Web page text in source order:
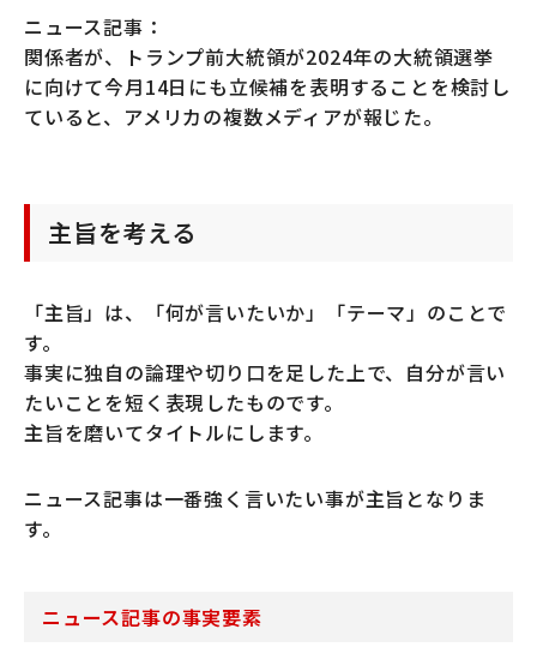
ニュース記事：
関係者が、トランプ前大統領が2024年の大統領選挙
に向けて今月14日にも立候補を表明することを検討し
ていると、アメリカの複数メディアが報じた。
主旨を考える
「主旨」は、「何が言いたいか」「テーマ」のことで
す。
事実に独自の論理や切り口を足した上で、自分が言い
たいことを短く表現したものです。
主旨を磨いてタイトルにします。
ニュース記事は一番強く言いたい事が主旨となりま
す。
ニュース記事の事実要素